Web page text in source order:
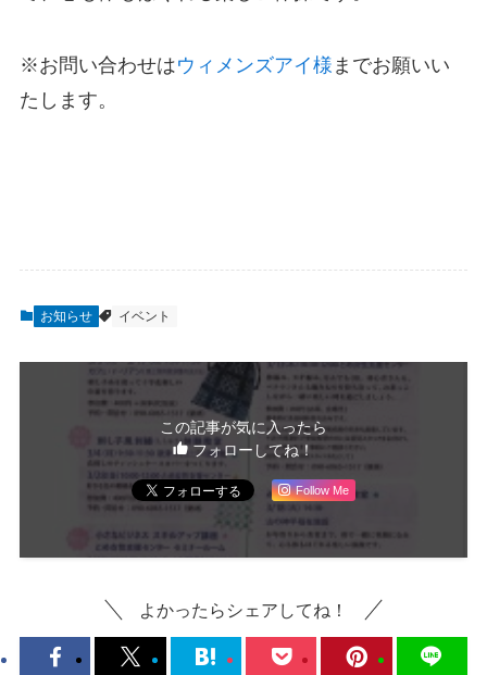
※お問い合わせはウィメンズアイ様 までお願いい
たします。
お知らせ イベント
この記事が気に入ったら
フォローしてね！
Follow Me
よかったらシェアしてね！